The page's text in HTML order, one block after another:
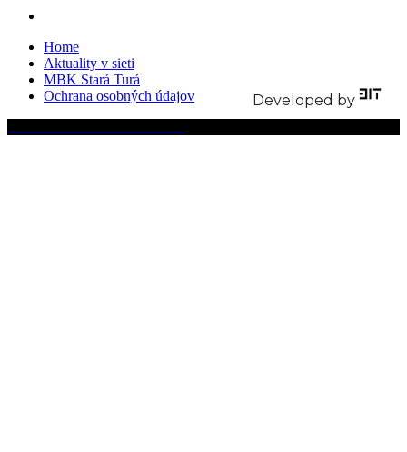
Home
Aktuality v sieti
MBK Stará Turá
Ochrana osobných údajov
Developed by